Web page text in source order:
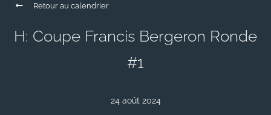
Retour au calendrier
H: Coupe Francis Bergeron Ronde
#1
24 août 2024